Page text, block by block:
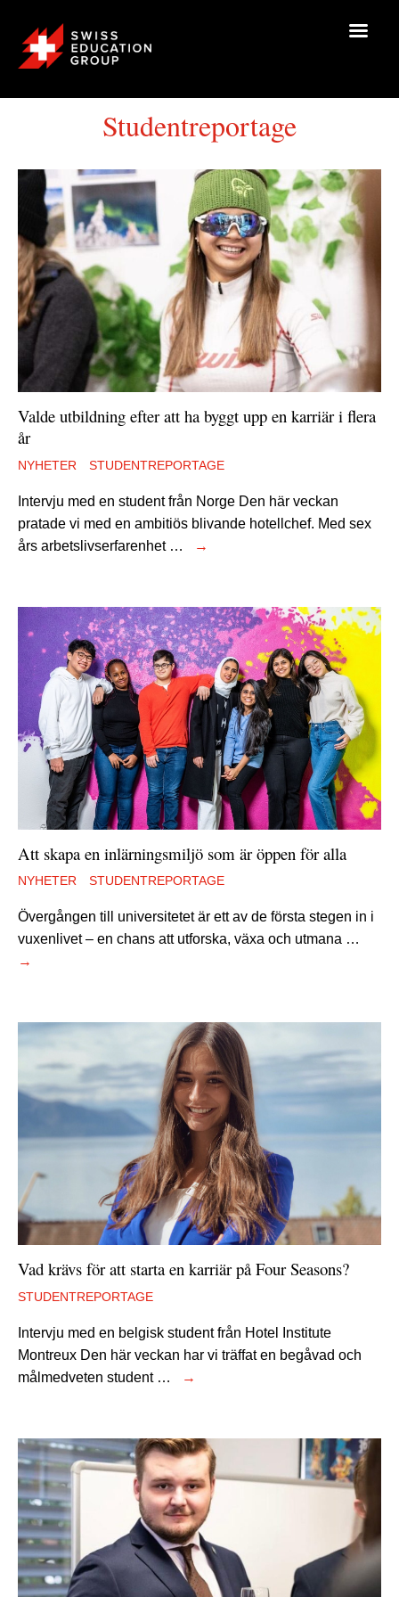
Studentreportage
Valde utbildning efter att ha byggt upp en karriär i flera
år
NYHETER STUDENTREPORTAGE
Intervju med en student från Norge Den här veckan
pratade vi med en ambitiös blivande hotellchef. Med sex
års arbetslivserfarenhet …
→
Att skapa en inlärningsmiljö som är öppen för alla
NYHETER STUDENTREPORTAGE
Övergången till universitetet är ett av de första stegen in i
vuxenlivet – en chans att utforska, växa och utmana …
→
Vad krävs för att starta en karriär på Four Seasons?
STUDENTREPORTAGE
Intervju med en belgisk student från Hotel Institute
Montreux Den här veckan har vi träffat en begåvad och
målmedveten student …
→